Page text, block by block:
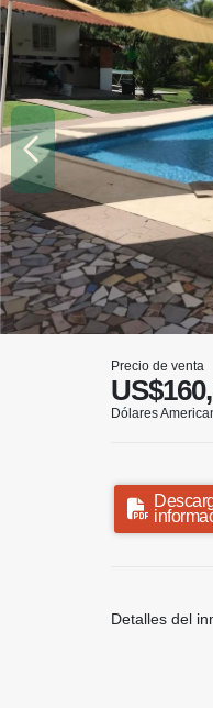
Precio de venta
Dólares
Detalles del